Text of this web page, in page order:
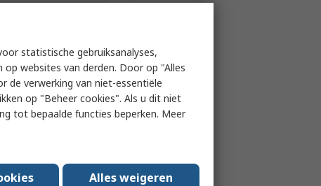
statistische gebruiksanalyses,
websites van derden. Door op "Alles
de verwerking van niet-essentiële
op "Beheer cookies". Als u dit niet
tot bepaalde functies beperken. Meer
Alles weigeren